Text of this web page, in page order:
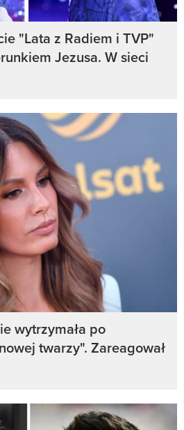
"Lata z Radiem i TVP"
Jezusa. W sieci
wytrzymała po
twarzy". Zareagował